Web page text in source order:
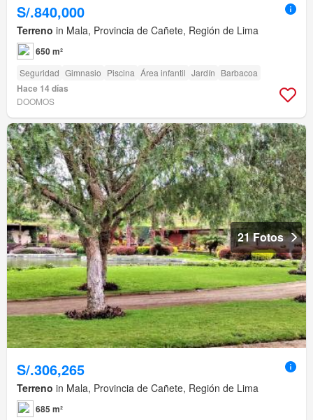
S/.840,000
Terreno in Mala, Provincia de Cañete, Región de Lima
650 m²
Seguridad Gimnasio Piscina Área infantil Jardín Barbacoa
Hace 14 días
DOOMOS
21 Fotos
S/.306,265
Terreno in Mala, Provincia de Cañete, Región de Lima
685 m²